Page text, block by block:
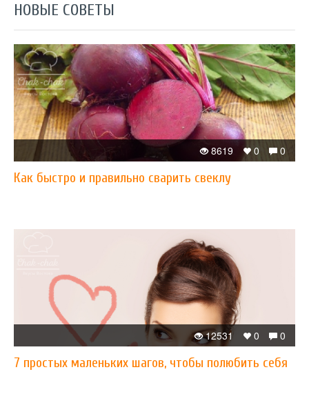
НОВЫЕ СОВЕТЫ
0
0
8619
Как быстро и правильно сварить свеклу
0
0
12531
7 простых маленьких шагов, чтобы полюбить себя